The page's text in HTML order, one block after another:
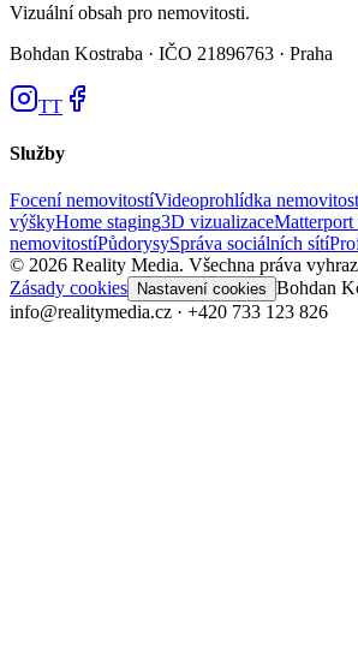
Vizuální obsah pro nemovitosti.
Bohdan Kostraba · IČO 21896763 · Praha
TT
Služby
Focení nemovitostíVideoprohlídka
výškyHome staging3D vizualizace
nemovitostíPůdorysySpráva sociálních sítí
© 2026 Reality Media. Všechna práva
Zásady cookies
Nastavení cookies Bohdan
info@realitymedia.cz · +420 733 123 826